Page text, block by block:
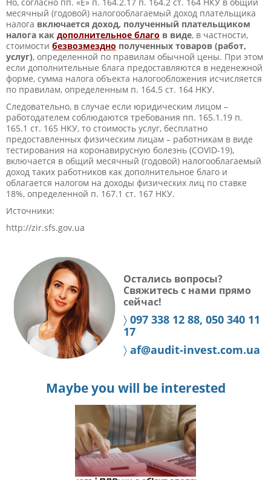
месячный (годовой) налогооблагаемый доход плательщика
налога включается доход, полученный плательщиком
налога как дополнительное благо в виде, в частности,
стоимости безвозмездно полученных товаров (работ,
услуг), определенной по правилам обычной цены. При этом
если дополнительные блага предоставляются в неденежной
форме, сумма налога объекта налогообложения исчисляется
по правилам, определенным п. 164.5 ст. 164 НКУ.
Следовательно, в случае если юридическим лицом –
работодателем соблюдаются требования пп. 165.1.19 п.
165.1 ст. 165 НКУ, то стоимость услуг, бесплатно
предоставленных физическим лицам – работникам в виде
тестирования на коронавирусную болезнь (COVID-19),
включается в общий месячный (годовой) налогооблагаемый
доход таких работников как дополнительное благо и
облагается налогом на доходы физических лиц по ставке
18%, определенной п. 167.1 ст. 167 НКУ.
Источники:
http://zir.sfs.gov.ua
Остались вопросы?
Свяжитесь с нами прямо
сейчас!
〉 097 338 12 88, 050 340 11
17
〉 af@audit-invest.com.ua
Maybe you will be interested